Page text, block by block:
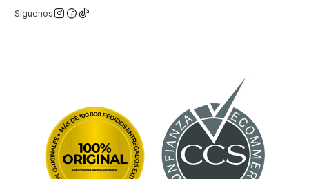
Síguenos